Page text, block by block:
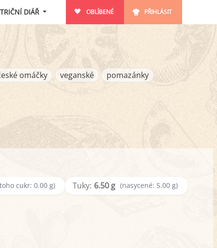
DIÁŘ OBLÍBENÉ PŘIHLÁSIT
omáčky veganské pomazánky
cukr: 0.00 g) Tuky: 6.50 g (nasycené: 5.00 g)